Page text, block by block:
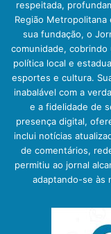
respeitada,
Região Metropolitana
sua fundação, o
comunidade, cobrindo
política local e
esportes e cultura.
inabalável com a
e a fidelidade de
presença digital,
inclui notícias
de comentários,
permitiu ao jornal
adaptando-se às